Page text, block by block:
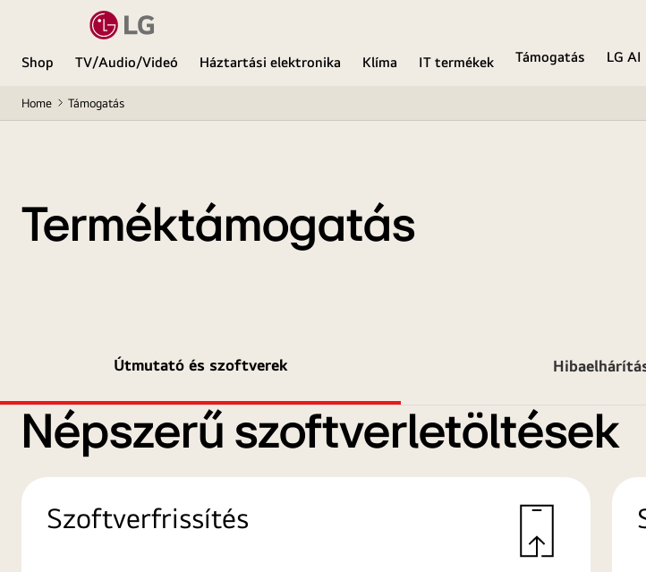
Shop TV/Audio/Videó Háztartási elektronika Klíma IT termékek Támogatás
LG AI
Home Támogatás
Terméktámogatás
Útmutató és szoftverek
Népszerű szoftverletöltések
Szoftverfrissítés